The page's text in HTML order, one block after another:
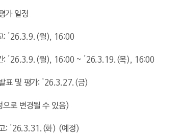
가 일정
: '26.3.9.(월), 16:00
: '26.3.9.(월), 16:00 ~ '26.3.19.(목), 16:00
표 및 평가: '26.3.27.(금)
으로 변경될 수 있음)
: '26.3.31.(화) (예정)